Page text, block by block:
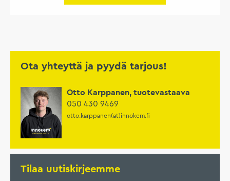
Ota yhteyttä ja pyydä tarjous!
Otto Karppanen, tuotevastaava
050 430 9469
otto.karppanen(at)innokem.fi
Tilaa uutiskirjeemme